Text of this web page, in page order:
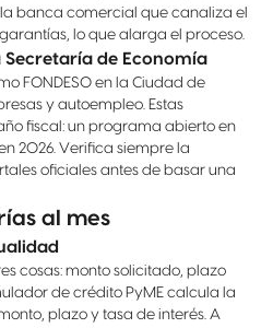
banca comercial que canaliza el
lo que alarga el proceso.
Secretaría de Economía
FONDESO en la Ciudad de
y autoempleo. Estas
fiscal: un programa abierto en
2026. Verifica siempre la
oficiales antes de basar una
al mes
cosas: monto solicitado, plazo
de crédito PyME calcula la
plazo y tasa de interés. A